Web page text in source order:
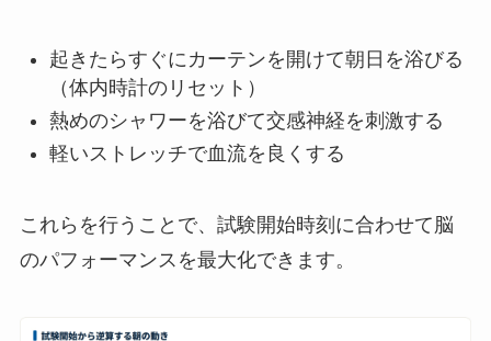
起きたらすぐにカーテンを開けて朝日を浴びる
（体内時計のリセット）
熱めのシャワーを浴びて交感神経を刺激する
軽いストレッチで血流を良くする
これらを行うことで、試験開始時刻に合わせて脳
のパフォーマンスを最大化できます。